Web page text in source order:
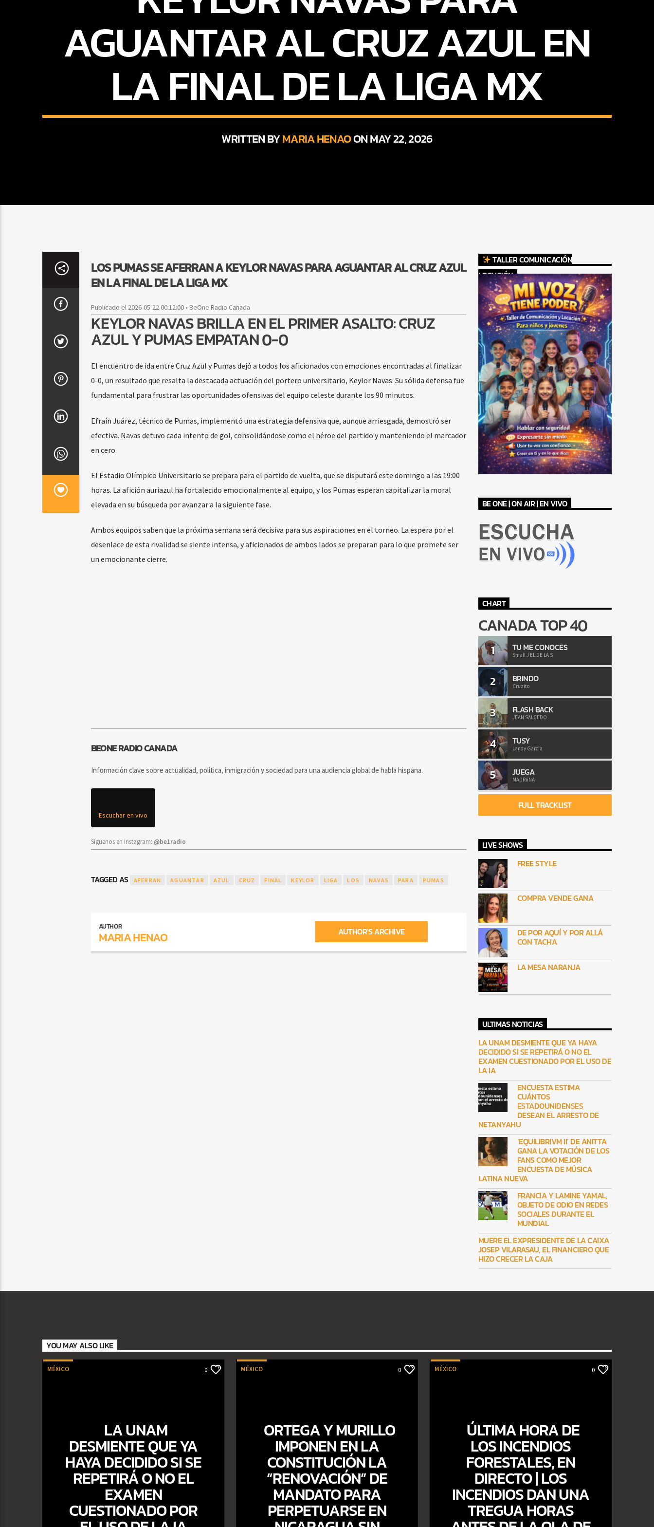
AGUANTAR AL CRUZ AZUL EN
LA FINAL DE LA LIGA MX
WRITTEN BYMARIA HENAOON MAY 22, 2026
LOS PUMAS SE AFERRAN A KEYLOR NAVAS PARA AGUANTAR AL CRUZ AZUL
EN LA FINAL DE LA LIGA MX
Publicado el 2026-05-22 00:12:00 • BeOne Radio Canada
KEYLOR NAVAS BRILLA EN EL PRIMER ASALTO: CRUZ
AZUL Y PUMAS EMPATAN 0-0
El encuentro de ida entre Cruz Azul y Pumas dejó a todos los aficionados con emociones encontradas al finalizar
0-0, un resultado que resalta la destacada actuación del portero universitario, Keylor Navas. Su sólida defensa fue
fundamental para frustrar las oportunidades ofensivas del equipo celeste durante los 90 minutos.
Efraín Juárez, técnico de Pumas, implementó una estrategia defensiva que, aunque arriesgada, demostró ser
efectiva. Navas detuvo cada intento de gol, consolidándose como el héroe del partido y manteniendo el marcador
en cero.
El Estadio Olímpico Universitario se prepara para el partido de vuelta, que se disputará este domingo a las 19:00
horas. La afición auriazul ha fortalecido emocionalmente al equipo, y los Pumas esperan capitalizar la moral
elevada en su búsqueda por avanzar a la siguiente fase.
Ambos equipos saben que la próxima semana será decisiva para sus aspiraciones en el torneo. La espera por el
desenlace de esta rivalidad se siente intensa, y aficionados de ambos lados se preparan para lo que promete ser
un emocionante cierre.
BEONE RADIO CANADA
Información clave sobre actualidad, política, inmigración y sociedad para una audiencia global de habla hispana.
Escuchar en vivo
Síguenos en Instagram: @be1radio
TAGGED AS AFERRAN AGUANTAR AZUL CRUZ FINAL KEYLOR LIGA LOS NAVAS PARA PUMAS
AUTHOR
MARIA HENAO AUTHOR'S ARCHIVE
TALLER COMUNICACIÓN
LOCUCIÓN
BE ONE | ON AIR | EN VIVO
CHART
CANADA TOP 40
1 TU ME CONOCES
Small J EL DE LA S
2 BRINDO
Cruzito
3 FLASH BACK
JEAN SALCEDO
4 TUSY
Landy Garcia
5 JUEGA
MADRiiNA
FULL TRACKLIST
LIVE SHOWS
FREE STYLE
COMPRA VENDE GANA
DE POR AQUÍ Y POR ALLÁ
CON TACHA
LA MESA NARANJA
ULTIMAS NOTICIAS
LA UNAM DESMIENTE QUE YA HAYA
DECIDIDO SI SE REPETIRÁ O NO EL
EXAMEN CUESTIONADO POR EL USO DE
LA IA
ENCUESTA ESTIMA
CUÁNTOS
ESTADOUNIDENSES
DESEAN EL ARRESTO DE
NETANYAHU
‘EQUILIBRIVM II’ DE ANITTA
GANA LA VOTACIÓN DE LOS
FANS COMO MEJOR
ENCUESTA DE MÚSICA
LATINA NUEVA
FRANCIA Y LAMINE YAMAL,
OBJETO DE ODIO EN REDES
SOCIALES DURANTE EL
MUNDIAL
MUERE EL EXPRESIDENTE DE LA CAIXA
JOSEP VILARASAU, EL FINANCIERO QUE
HIZO CRECER LA CAJA
YOU MAY ALSO LIKE
MÉXICO 0
LA UNAM
DESMIENTE QUE YA
HAYA DECIDIDO SI SE
REPETIRÁ O NO EL
EXAMEN
CUESTIONADO POR
MÉXICO 0
ORTEGA Y MURILLO
IMPONEN EN LA
CONSTITUCIÓN LA
“RENOVACIÓN” DE
MANDATO PARA
PERPETUARSE EN
MÉXICO 0
ÚLTIMA HORA DE
LOS INCENDIOS
FORESTALES, EN
DIRECTO | LOS
INCENDIOS DAN UNA
TREGUA HORAS